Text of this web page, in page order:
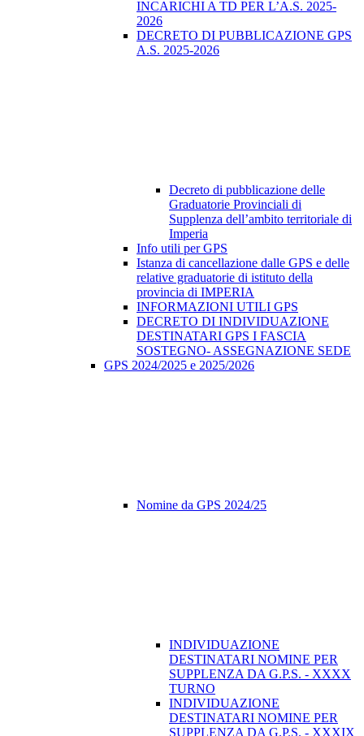
INCARICHI A TD PER L’A.S. 2025-
2026
DECRETO DI PUBBLICAZIONE GPS
A.S. 2025-2026
Decreto di pubblicazione delle
Graduatorie Provinciali di
Supplenza dell’ambito territoriale di
Imperia
Info utili per GPS
Istanza di cancellazione dalle GPS e delle
relative graduatorie di istituto della
provincia di IMPERIA
INFORMAZIONI UTILI GPS
DECRETO DI INDIVIDUAZIONE
DESTINATARI GPS I FASCIA
SOSTEGNO- ASSEGNAZIONE SEDE
GPS 2024/2025 e 2025/2026
Nomine da GPS 2024/25
INDIVIDUAZIONE
DESTINATARI NOMINE PER
SUPPLENZA DA G.P.S. - XXXX
TURNO
INDIVIDUAZIONE
DESTINATARI NOMINE PER
SUPPLENZA DA G.P.S. - XXXIX